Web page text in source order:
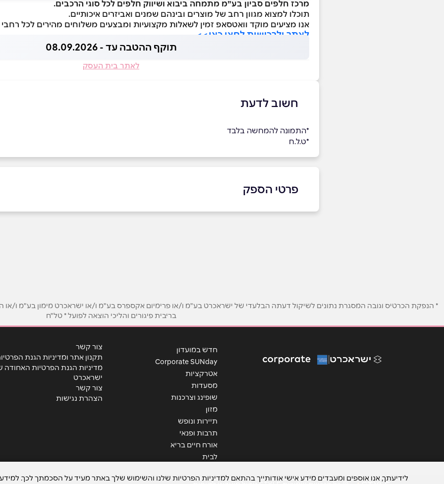
מרכז חלפים סביון בע״מ מתמחה ביבוא ושיווק חלפים לכל סוגי הרכבים.
תוכלו למצוא מגוון רחב של מוצרים ובינהם שמנים ואביזרים איכותיים.
אנו מציעים מוקד וואטסאפ זמין לשאלות מקצועיות ומבצעים משלוחים מהירים לכל
לאתר ולרכישות לחצו כאן>>
תוקף ההטבה עד - 08.09.2026
לאתר בית העסק
חשוב לדעת
*התמונה להמחשה בלבד
*ט.ל.ח
פרטי הספק
* הנפקת הכרטיס וגובה המסגרת נתונים לשיקול דעתה הבלעדי של ישראכרט בע"מ ו/או פרימיום אקספרס בע"מ ו/או ישראכרט מימון בע"מ ו/או
בריבית פיגורים והליכי הוצאה לפועל * טל"ח
חדש במועדון
Corporate SUNday
אטרקציות
מסעדות
שופינג וצרכנות
מזון
תיירות ונופש
תרבות ופנאי
אורח חיים בריא
לבית
צור קשר
תקנון אתר ומדיניות הגנת
מדיניות הגנת הפרטיות האחודה
ישראכרט
צור קשר
הצהרת נגישות
לידיעתך, אנו אוספים ומעבדים מידע אישי אודותייך בהתאם למדיניות הפרטיות שלנו והשימוש שלך באתר מעיד על הסכמתך לכך.